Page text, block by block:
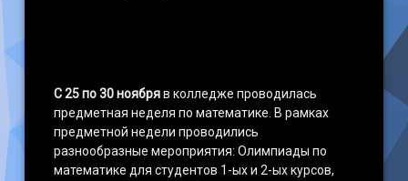
С 25 по 30 ноябряв колледже проводилась
предметная неделя по математике. В рамках
предметной недели проводились
разнообразные мероприятия: Олимпиады по
математике для студентов 1-ых и 2-ых курсов,